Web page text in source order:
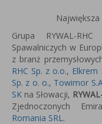
Grupa RYWAL-
Spawalniczych w
z branż
RHC Sp. z o.o., Elkrem
Sp. z o. o., Towimor
SK na Słowacji,
Zjednoczonych
Romania SRL.